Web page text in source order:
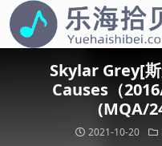
Skylar Grey[
Causes（
(MQA/
2021-10-20